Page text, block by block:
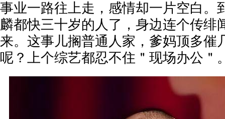
事业一路往上走，感情却一片空白。
麟都快三十岁的人了，身边连个传绯
来。这事儿搁普通人家，爹妈顶多催
呢？上个综艺都忍不住＂现场办公＂